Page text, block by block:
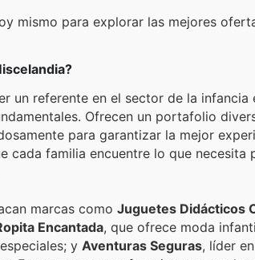
mismo para explorar las mejores
un referente en el sector de la
Ofrecen un portafolio
para garantizar la mejor
cada familia encuentre lo que necesita
marcas como Juguetes Didácticos
Encantada, que ofrece moda
y Aventuras Seguras, líder